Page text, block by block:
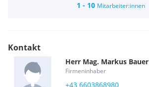
1 - 10 Mitarbeiter:innen
Kontakt
Herr Mag. Markus Bauer
Firmeninhaber
+43 6603868980